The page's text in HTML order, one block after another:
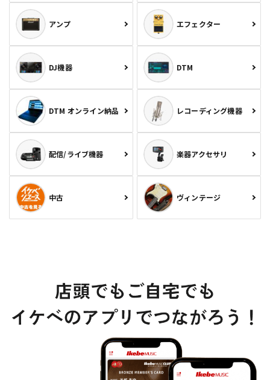
アンプ エフェクター
DJ機器 DTM
DTM オンライン納品 レコーディング機器
配信/ライブ機器 楽器アクセサリ
中古 ヴィンテージ